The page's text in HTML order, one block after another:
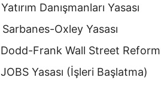
Danışmanları Yasası
Oxley Yasası
Frank Wall Street
Yasası (İşleri Başlatma)